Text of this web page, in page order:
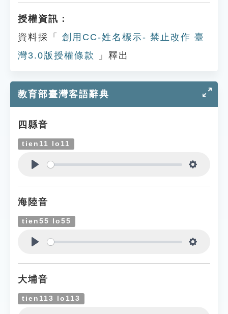
授權資訊：
資料採「
創用CC-姓名標示- 禁止改作 臺
灣3.0版授權條款
」釋出
教育部臺灣客語辭典
四縣音
tien11 lo11
海陸音
tien55 lo55
大埔音
tien113 lo113